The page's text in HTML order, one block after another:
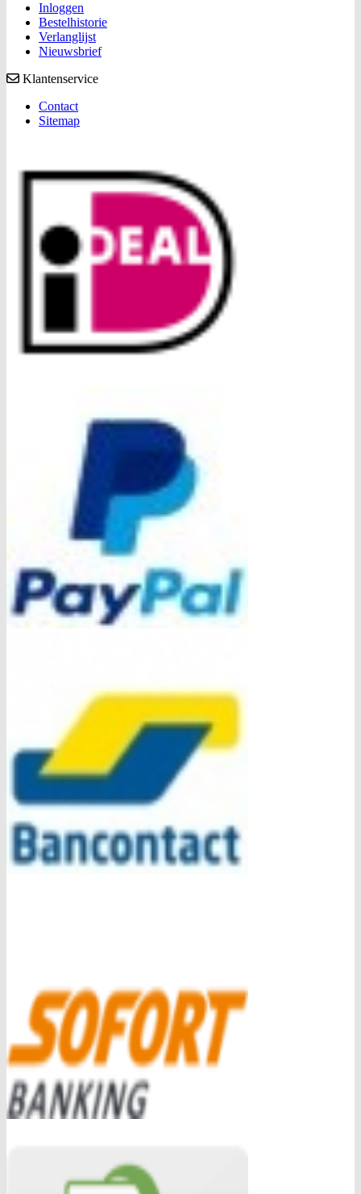
Inloggen
Bestelhistorie
Verlanglijst
Nieuwsbrief
Klantenservice
Contact
Sitemap